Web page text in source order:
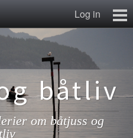
Log in
Lenkesamling
Kontakt
båtliv
om båtjuss og